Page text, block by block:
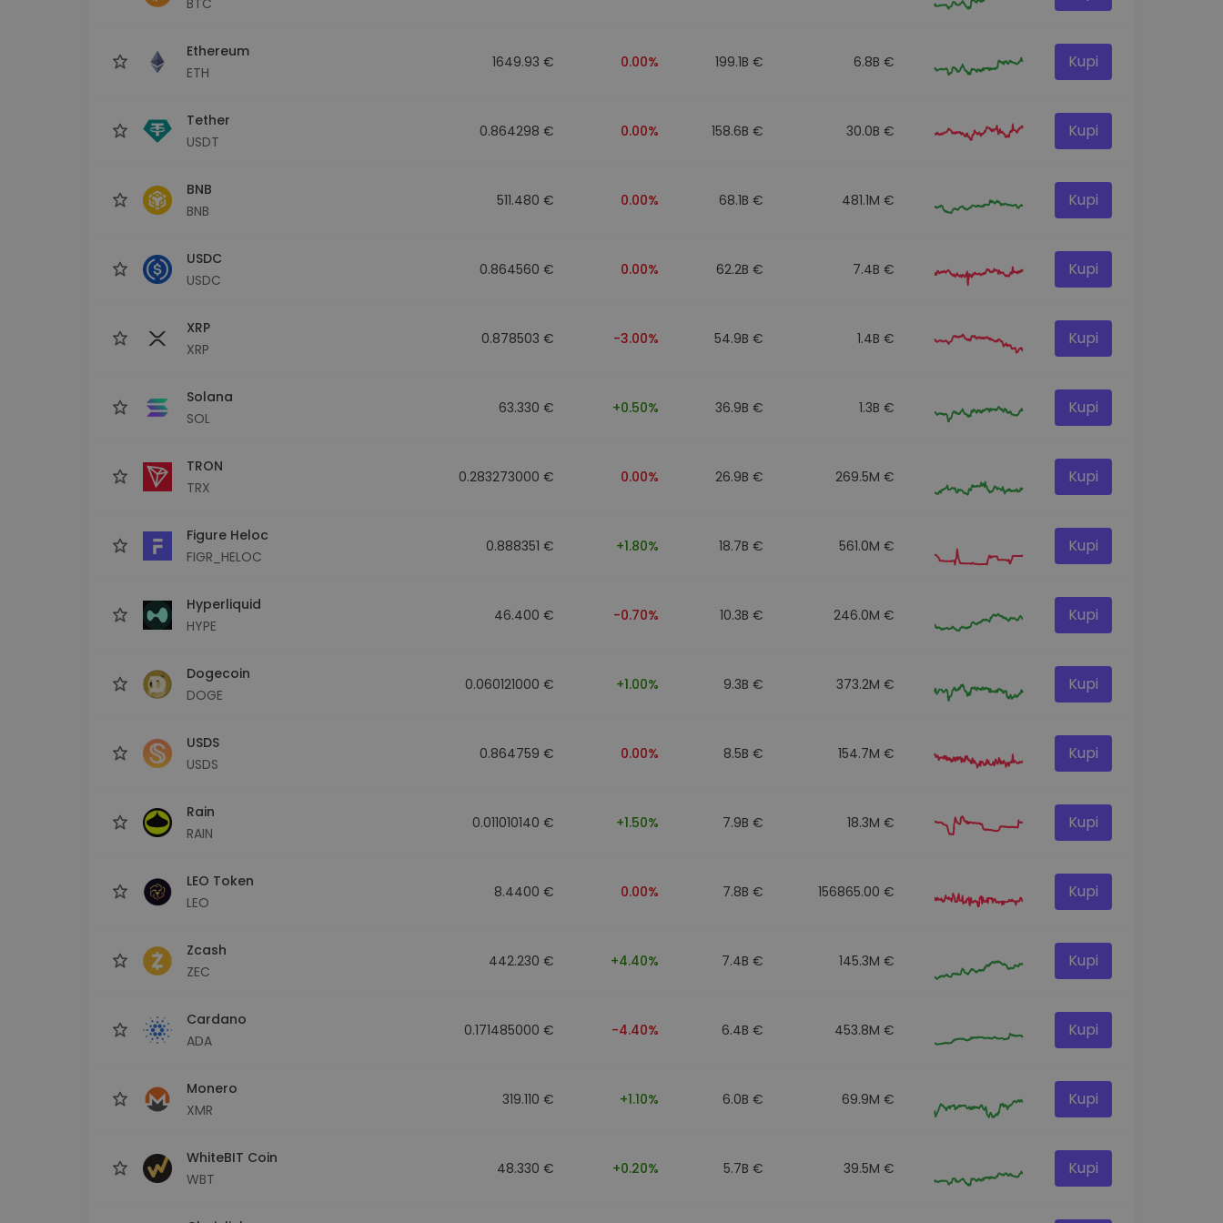
Ethereum
ETH
1649.93 € 0.00% 199.1B € 6.8B € Kupi
Tether
USDT
0.864298 € 0.00% 158.6B € 30.0B € Kupi
BNB
BNB
511.480 € 0.00% 68.1B € 481.1M € Kupi
USDC
USDC
0.864560 € 0.00% 62.2B € 7.4B € Kupi
XRP
XRP
0.878503 € -3.00% 54.9B € 1.4B € Kupi
Solana
SOL
63.330 € +0.50% 36.9B € 1.3B € Kupi
TRON
TRX
0.283273000 € 0.00% 26.9B € 269.5M € Kupi
Figure Heloc
FIGR_HELOC
0.888351 € +1.80% 18.7B € 561.0M € Kupi
Hyperliquid
HYPE
46.400 € -0.70% 10.3B € 246.0M € Kupi
Dogecoin
DOGE
0.060121000 € +1.00% 9.3B € 373.2M € Kupi
USDS
USDS
0.864759 € 0.00% 8.5B € 154.7M € Kupi
Rain
RAIN
0.011010140 € +1.50% 7.9B € 18.3M € Kupi
LEO Token
LEO
8.4400 € 0.00% 7.8B € 156865.00 € Kupi
Zcash
ZEC
442.230 € +4.40% 7.4B € 145.3M € Kupi
Cardano
ADA
0.171485000 € -4.40% 6.4B € 453.8M € Kupi
Monero
XMR
319.110 € +1.10% 6.0B € 69.9M € Kupi
WhiteBIT Coin
WBT
48.330 € +0.20% 5.7B € 39.5M € Kupi